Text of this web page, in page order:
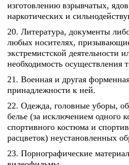
изготовлению взрывчатых,
наркотических и
20. Литература, документы
любых носителях,
экстремистской деятельности
необходимость осуществления
21. Военная и другая
принадлежности к ней.
22. Одежда, головные уборы,
белье (за исключением одного
спортивного костюма и
расцветок) неустановленных
23. Порнографические